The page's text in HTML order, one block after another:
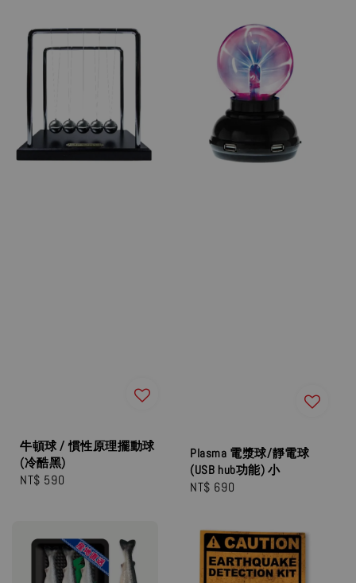
牛頓球 / 慣性原理擺動球
(冷酷黑)
Regular
NT$ 590
Plasma 電漿球/靜電球
(USB hub功能) 小
Regular
NT$ 690